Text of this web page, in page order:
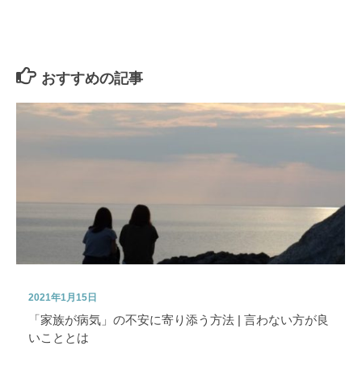
おすすめの記事
2021年1月15日
「家族が病気」の不安に寄り添う方法 | 言わない方が良
いこととは